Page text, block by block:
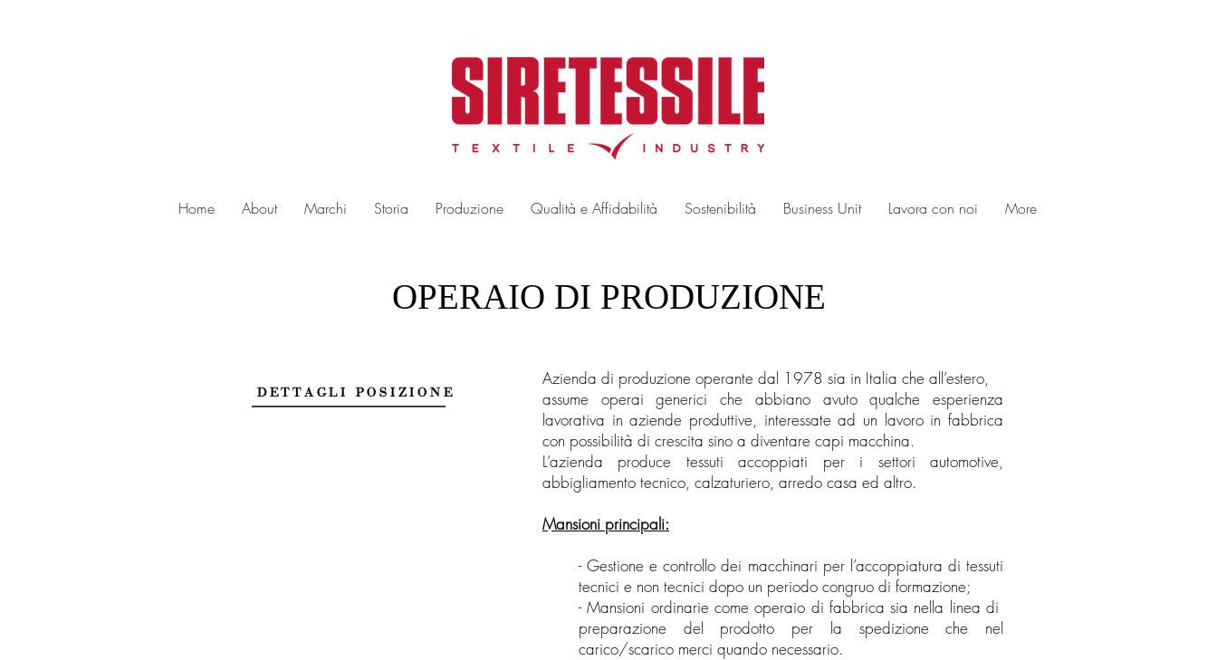
Home About Marchi Storia Produzione Qualità e Affidabilità Sostenibilità Business Unit Lavora con noi More
OPERAIO DI PRODUZIONE
DETTAGLI POSIZIONE
Azienda di produzione operante dal 1978 sia in Italia che all’estero,
assume operai generici che abbiano avuto qualche esperienza
lavorativa in aziende produttive, interessate ad un lavoro in fabbrica
con possibilità di crescita sino a diventare capi macchina.
L’azienda produce tessuti accoppiati per i settori automotive,
abbigliamento tecnico, calzaturiero, arredo casa ed altro.
Mansioni principali:
- Gestione e controllo dei macchinari per l’accoppiatura di tessuti
tecnici e non tecnici dopo un periodo congruo di formazione;
- Mansioni ordinarie come operaio di fabbrica sia nella linea di
preparazione del prodotto per la spedizione che nel
carico/scarico merci quando necessario.